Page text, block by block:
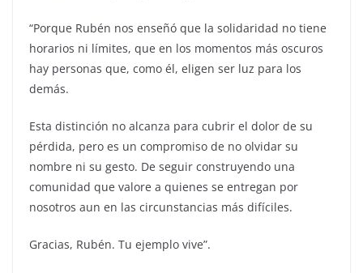
“Porque Rubén nos enseñó que la solidaridad no tiene
horarios ni límites, que en los momentos más oscuros
hay personas que, como él, eligen ser luz para los
demás.
Esta distinción no alcanza para cubrir el dolor de su
pérdida, pero es un compromiso de no olvidar su
nombre ni su gesto. De seguir construyendo una
comunidad que valore a quienes se entregan por
nosotros aun en las circunstancias más difíciles.
Gracias, Rubén. Tu ejemplo vive”.